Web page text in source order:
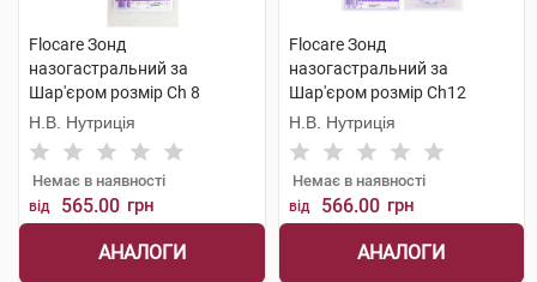
Flocare Зонд
назогастральний за
Шар'єром розмір Ch 8
довжина 110 см 1 шт
Н.В. Нутриція
Немає в наявності
від 565.00 грн
АНАЛОГИ
Flocare Зонд
назогастральний за
Шар'єром розмір Ch12
довжина 110 см 1 шт
Н.В. Нутриція
Немає в наявності
від 566.00 грн
АНАЛОГИ